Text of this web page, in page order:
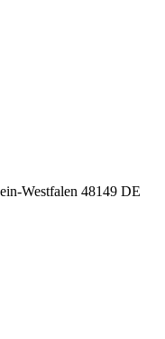
Westfalen 48149 DE